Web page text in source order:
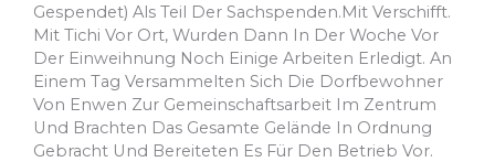
Gespendet) Als Teil Der Sachspenden.mit Verschifft.
Mit Tichi Vor Ort, Wurden Dann In Der Woche Vor
Der Einweihnung Noch Einige Arbeiten Erledigt. An
Einem Tag Versammelten Sich Die Dorfbewohner
Von Enwen Zur Gemeinschaftsarbeit Im Zentrum
Und Brachten Das Gesamte Gelände In Ordnung
Gebracht Und Bereiteten Es Für Den Betrieb Vor.